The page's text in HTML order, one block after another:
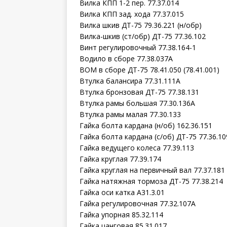
Вилка КПП 1-2 пер. 77.37.014
Вилка КПП зад. хода 77.37.015
Вилка шкив ДТ-75 79.36.221 (н/обр)
Вилка-шкив (ст/обр) ДТ-75 77.36.102
Винт регулировочный 77.38.164-1
Водило в сборе 77.38.037А
ВОМ в сборе ДТ-75 78.41.050 (78.41.001)
Втулка балансира 77.31.111А
Втулка бронзовая ДТ-75 77.38.131
Втулка рамы большая 77.30.136А
Втулка рамы малая 77.30.133
Гайка болта кардана (н/об) 162.36.151
Гайка болта кардана (с/об) ДТ-75
Гайка ведущего колеса 77.39.113
Гайка круглая 77.39.174
Гайка круглая на первичный вал 77.37.181
Гайка натяжная тормоза ДТ-75 77.38.214
Гайка оси катка А31.3.01
Гайка регулировочная 77.32.107А
Гайка упорная 85.32.114